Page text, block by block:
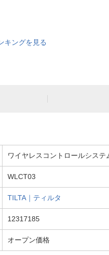
キングを見る
ワイヤレスコントロールシス
WLCT03
TILTA｜ティルタ
12317185
オープン価格